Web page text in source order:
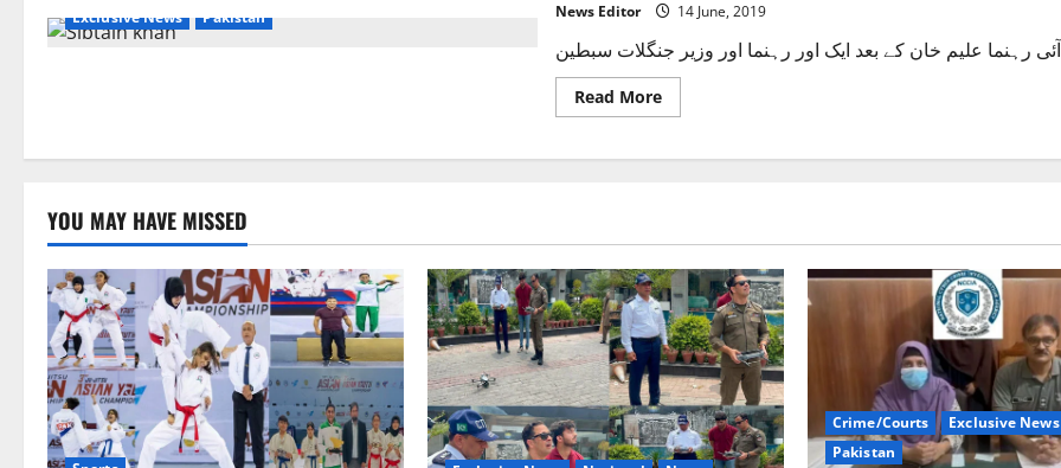
Exclusive News Pakistan News Editor 14 June, 2019
Read MoreRead
more
نے
خان
گرفتار
کرلیا
YOU MAY HAVE MISSED
Crime/Courts
Exclusive News
Pakistan